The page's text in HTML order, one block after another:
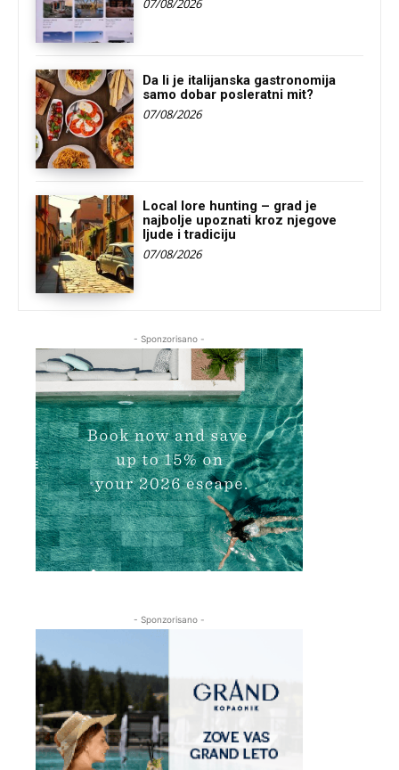
07/08/2026
Da li je italijanska gastronomija
samo dobar posleratni mit?
07/08/2026
Local lore hunting – grad je
najbolje upoznati kroz njegove
ljude i tradiciju
07/08/2026
- Sponzorisano -
- Sponzorisano -